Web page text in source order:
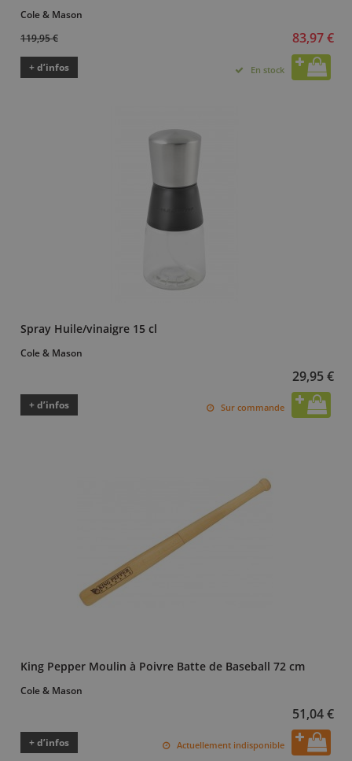
Cole & Mason
119,95 €
83,97 €
+ d’infos En stock
Spray Huile/vinaigre 15 cl
Cole & Mason
29,95 €
+ d’infos Sur commande
King Pepper Moulin à Poivre Batte de Baseball 72 cm
Cole & Mason
51,04 €
+ d’infos Actuellement indisponible